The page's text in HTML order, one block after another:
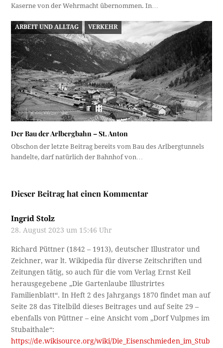
Kaserne von der Wehrmacht übernommen. In…
ARBEIT UND ALLTAG VERKEHR
Der Bau der Arlbergbahn – St. Anton
Obschon der letzte Beitrag bereits vom Bau des Arlbergtunnels
handelte, darf natürlich der Bahnhof von…
Dieser Beitrag hat einen Kommentar
Ingrid Stolz
28. August 2023 um 15:46 Uhr
Richard Püttner (1842 – 1913), deutscher Illustrator und
Zeichner, war lt. Wikipedia für diverse Zeitschriften und
Zeitungen tätig, so auch für die vom Verlag Ernst Keil
herausgegebene „Die Gartenlaube Illustrirtes
Familienblatt“. In Heft 2 des Jahrgangs 1870 findet man auf
Seite 28 das Titelbild dieses Beitrages und auf Seite 29 –
ebenfalls von Püttner – eine Ansicht vom „Dorf Vulpmes im
Stubaithale“:
https://de.wikisource.org/wiki/Die_Eisenschmieden_im_Stub